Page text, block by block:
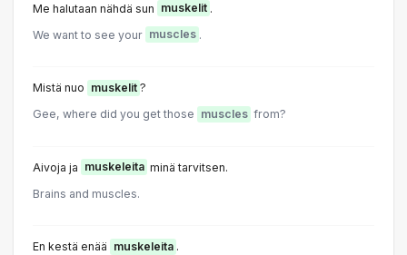
Me halutaan nähdä sun muskelit .
We want to see your muscles .
Mistä nuo muskelit ?
Gee, where did you get those muscles from?
Aivoja ja muskeleita minä tarvitsen.
Brains and muscles.
En kestä enää muskeleita .